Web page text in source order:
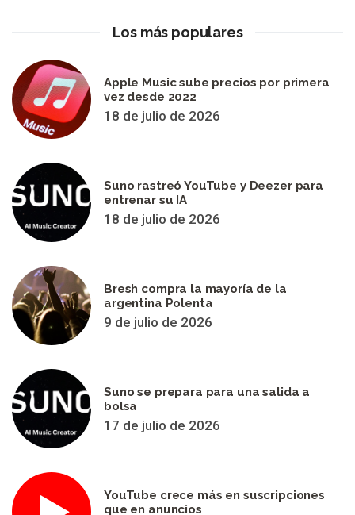
Los más populares
Apple Music sube precios por primera
vez desde 2022
18 de julio de 2026
Suno rastreó YouTube y Deezer para
entrenar su IA
18 de julio de 2026
Bresh compra la mayoría de la
argentina Polenta
9 de julio de 2026
Suno se prepara para una salida a
bolsa
17 de julio de 2026
YouTube crece más en suscripciones
que en anuncios